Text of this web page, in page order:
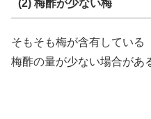
(2) 梅酢が少ない梅
そもそも梅が含有している
梅酢の量が少ない場合があ